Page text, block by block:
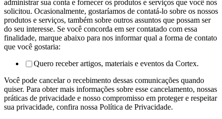
administrar sua conta e fornecer os produtos e serviços que você nos
solicitou. Ocasionalmente, gostaríamos de contatá-lo sobre os nossos
produtos e serviços, também sobre outros assuntos que possam ser
do seu interesse. Se você concorda em ser contatado com essa
finalidade, marque abaixo para nos informar qual a forma de contato
que você gostaria:
Quero receber artigos, materiais e eventos da Cortex.
Você pode cancelar o recebimento dessas comunicações quando
quiser. Para obter mais informações sobre esse cancelamento, nossas
práticas de privacidade e nosso compromisso em proteger e respeitar
sua privacidade, confira nossa Política de Privacidade.